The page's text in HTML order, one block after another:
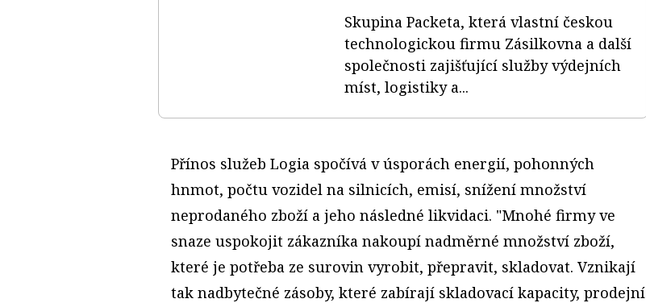
Skupina Packeta, která vlastní českou
technologickou firmu Zásilkovna a další
společnosti zajišťující služby výdejních
míst, logistiky a...
Přínos služeb Logia spočívá v úsporách energií, pohonných
hnmot, počtu vozidel na silnicích, emisí, snížení množství
neprodaného zboží a jeho následné likvidaci. "Mnohé firmy ve
snaze uspokojit zákazníka nakoupí nadměrné množství zboží,
které je potřeba ze surovin vyrobit, přepravit, skladovat. Vznikají
tak nadbytečné zásoby, které zabírají skladovací kapacity, prodejní